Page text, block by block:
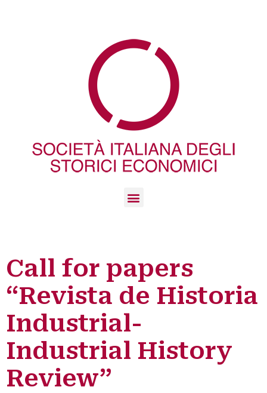
Call for papers
“Revista de Historia
Industrial-
Industrial History
Review”